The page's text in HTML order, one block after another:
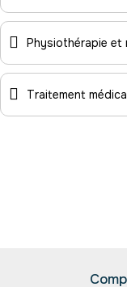
Physiothérapie et
Traitement